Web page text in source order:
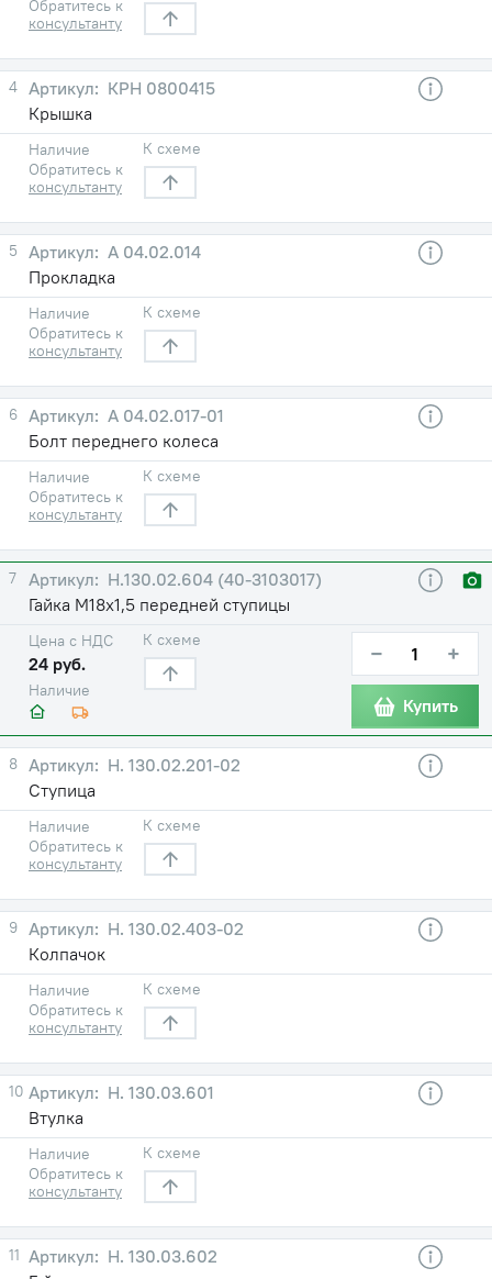
Обратитесь к
консультанту
4
КРН 0800415
Крышка
Наличие
Обратитесь к
консультанту
К схеме
5
А 04.02.014
Прокладка
Наличие
Обратитесь к
консультанту
К схеме
6
А 04.02.017-01
Болт переднего колеса
Наличие
Обратитесь к
консультанту
К схеме
7
Н.130.02.604 (40-3103017)
Гайка М18х1,5 передней ступицы
Наличие
Цена с НДС
24 руб.
К схеме − +
Купить
8
Н. 130.02.201-02
Ступица
Наличие
Обратитесь к
консультанту
К схеме
9
Н. 130.02.403-02
Колпачок
Наличие
Обратитесь к
консультанту
К схеме
10
Н. 130.03.601
Втулка
Наличие
Обратитесь к
консультанту
К схеме
11
Н. 130.03.602